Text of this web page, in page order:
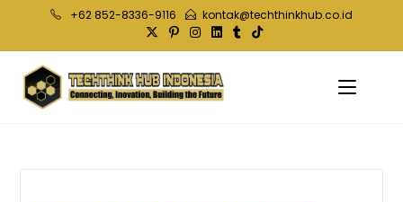
content
+62 852-8336-9116 kontak@techthinkhub.co.id